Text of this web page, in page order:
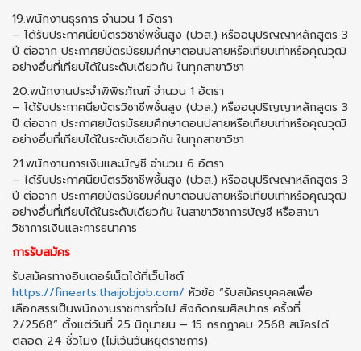
19.พนักงานธุรการ จำนวน 1 อัตรา
– ได้รับประกาศนียบัตรวิชาชีพชั้นสูง (ปวส.) หรืออนุปริญญาหลักสูตร 3
ปี ต่อจาก ประกาศยบัตรมัธยมศึกษาตอนปลายหรือเทียบเท่าหรือคุณวุฒิ
อย่างอื่นที่เทียบได้ในระดับเดียวกัน ในทุกสาขาวิชา
20.พนักงานประจำพิพิธภัณฑ์ จำนวน 1 อัตรา
– ได้รับประกาศนียบัตรวิชาชีพชั้นสูง (ปวส.) หรืออนุปริญญาหลักสูตร 3
ปี ต่อจาก ประกาศยบัตรมัธยมศึกษาตอนปลายหรือเทียบเท่าหรือคุณวุฒิ
อย่างอื่นที่เทียบได้ในระดับเดียวกัน ในทุกสาขาวิชา
21.พนักงานการเงินและบัญชี จำนวน 6 อัตรา
– ได้รับประกาศนียบัตรวิชาชีพชั้นสูง (ปวส.) หรืออนุปริญญาหลักสูตร 3
ปี ต่อจาก ประกาศยบัตรมัธยมศึกษาตอนปลายหรือเทียบเท่าหรือคุณวุฒิ
อย่างอื่นที่เทียบได้ในระดับเดียวกัน ในสาขาวิชาการบัญชี หรือสาขา
วิชาการเงินและการธนาคาร
การรับสมัคร
รับสมัครทางอินเตอร์เน็ตได้ที่เว็บไซต์
https://finearts.thaijobjob.com/ หัวข้อ “รับสมัครบุคคลเพื่อ
เลือกสรรเป็นพนักงานราชการทั่วไป สังกัดกรมศิลปากร ครั้งที่
2/2568” ตั้งแต่วันที่ 25 มิถุนายน – 15 กรกฎาคม 2568 สมัครได้
ตลอด 24 ชั่วโมง (ไม่เว้นวันหยุดราชการ)